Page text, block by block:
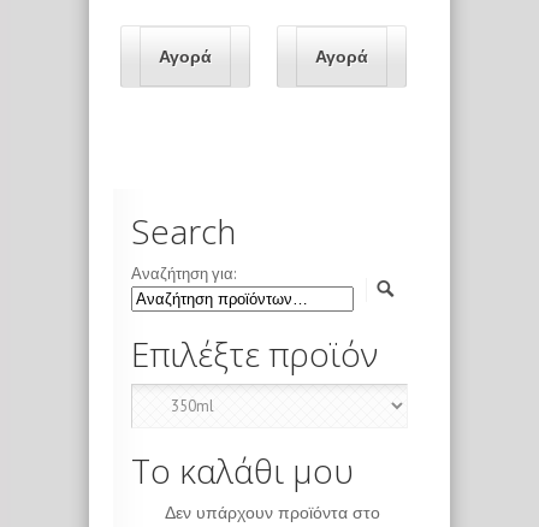
Search
Αναζήτηση για:
Επιλέξτε προϊόν
Το καλάθι μου
Δεν υπάρχουν προϊόντα στο